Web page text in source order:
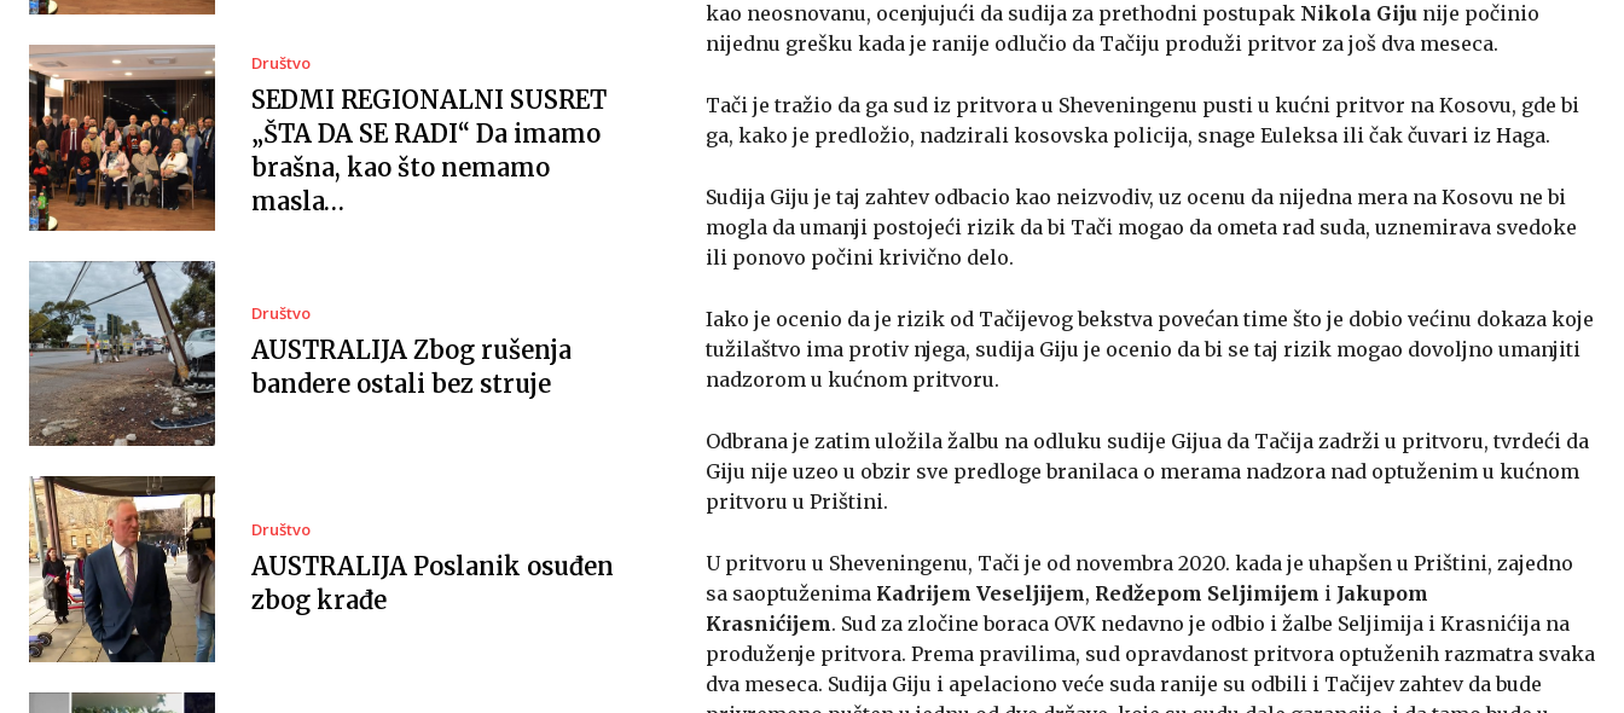
Društvo
SEDMI REGIONALNI SUSRET
„ŠTA DA SE RADI“ Da imamo
brašna, kao što nemamo
masla…
Društvo
AUSTRALIJA Zbog rušenja
bandere ostali bez struje
Društvo
AUSTRALIJA Poslanik osuđen
zbog krađe
kao neosnovanu, ocenjujući da sudija za prethodni postupak Nikola Giju nije počinio
nijednu grešku kada je ranije odlučio da Tačiju produži pritvor za još dva meseca.
Tači je tražio da ga sud iz pritvora u Sheveningenu pusti u kućni pritvor na Kosovu, gde bi
ga, kako je predložio, nadzirali kosovska policija, snage Euleksa ili čak čuvari iz Haga.
Sudija Giju je taj zahtev odbacio kao neizvodiv, uz ocenu da nijedna mera na Kosovu ne bi
mogla da umanji postojeći rizik da bi Tači mogao da ometa rad suda, uznemirava svedoke
ili ponovo počini krivično delo.
Iako je ocenio da je rizik od Tačijevog bekstva povećan time što je dobio većinu dokaza koje
tužilaštvo ima protiv njega, sudija Giju je ocenio da bi se taj rizik mogao dovoljno umanjiti
nadzorom u kućnom pritvoru.
Odbrana je zatim uložila žalbu na odluku sudije Gijua da Tačija zadrži u pritvoru, tvrdeći da
Giju nije uzeo u obzir sve predloge branilaca o merama nadzora nad optuženim u kućnom
pritvoru u Prištini.
U pritvoru u Sheveningenu, Tači je od novembra 2020. kada je uhapšen u Prištini, zajedno
sa saoptuženima Kadrijem Veseljijem, Redžepom Seljimijem i Jakupom
Krasnićijem. Sud za zločine boraca OVK nedavno je odbio i žalbe Seljimija i Krasnićija na
produženje pritvora. Prema pravilima, sud opravdanost pritvora optuženih razmatra svaka
dva meseca. Sudija Giju i apelaciono veće suda ranije su odbili i Tačijev zahtev da bude